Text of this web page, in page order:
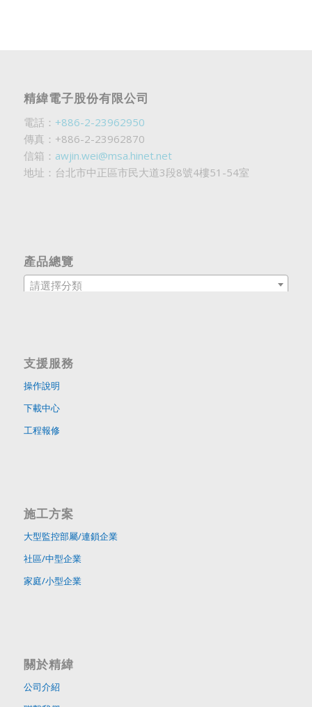
精緯電子股份有限公司
電話： +886-2-23962950
傳真：+886-2-23962870
信箱： awjin.wei@msa.hinet.net
地址：台北市中正區市民大道3段8號4樓51-54室
產品總覽
請選擇分類
支援服務
操作說明
下載中心
工程報修
施工方案
大型監控部屬/連鎖企業
社區/中型企業
家庭/小型企業
關於精緯
公司介紹